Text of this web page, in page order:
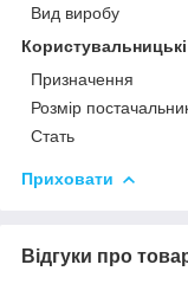
Вид виробу
Призначення
Розмір
Стать
Приховати
Відгуки про